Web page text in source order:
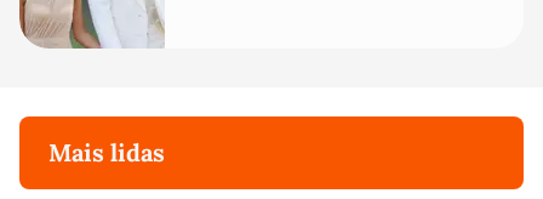
Mais lidas